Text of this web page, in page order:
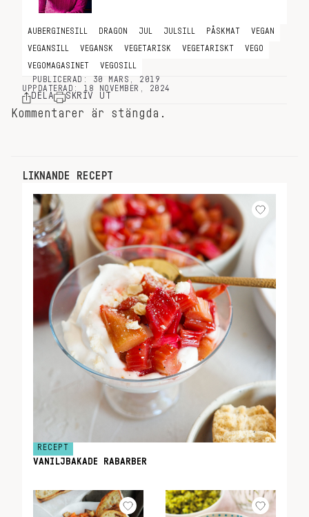
AUBERGINESILL DRAGON JUL JULSILL PÅSKMAT VEGAN
VEGANSILL VEGANSK VEGETARISK VEGETARISKT VEGO
VEGOMAGASINET
VEGOSILL
PUBLICERAD: 30 MARS, 2019
UPPDATERAD: 18 NOVEMBER, 2024
DELA SKRIV UT
Kommentarer är stängda.
LIKNANDE RECEPT
RECEPT
VANILJBAKADE RABARBER